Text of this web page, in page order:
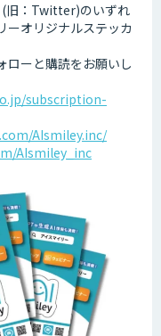
(旧：Twitter)のいずれ
ーオリジナルステッカ
ローと購読をお願いし
subscription-
AIsmiley.inc/
AIsmiley_inc